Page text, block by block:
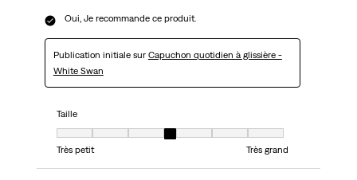
Oui, Je recommande ce produit.
Publication initiale sur Capuchon quotidien à glissière -
White Swan
Taille
Taille, 4 sur 7, où 1 est égal à Très petit et 7 est égal à Très grand
Très petit
Très grand